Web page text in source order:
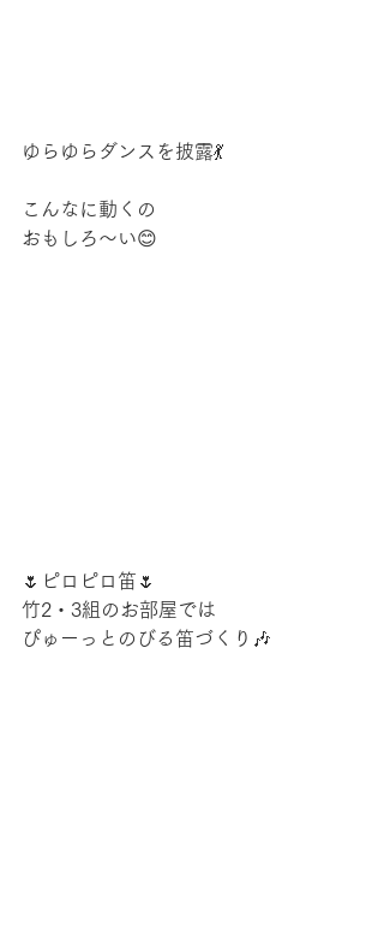
ゆらゆらダンスを披露💃
こんなに動くの
おもしろ～い😊
🌷ピロピロ笛🌷
竹2・3組のお部屋では
ぴゅーっとのびる笛づくり🎶